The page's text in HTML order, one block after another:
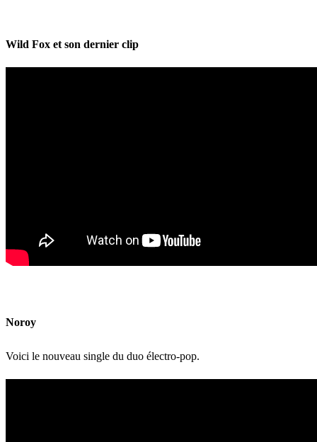
Wild Fox et son dernier clip
Noroy
Voici le nouveau single du duo électro-pop.